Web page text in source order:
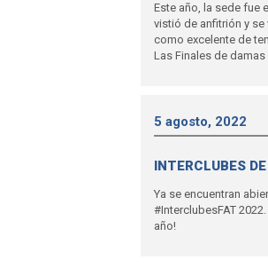
Este año, la sede fue
vistió de anfitrión y se
como excelente de
Las Finales de
5 agosto, 2022
INTERCLUBES
Ya se encuentran
#InterclubesFAT
año!